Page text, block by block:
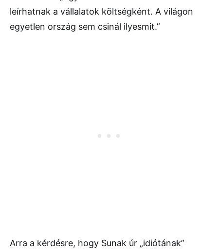
leírhatnak a vállalatok költségként. A világon
egyetlen ország sem csinál ilyesmit.”
Arra a kérdésre, hogy Sunak úr „idiótának”